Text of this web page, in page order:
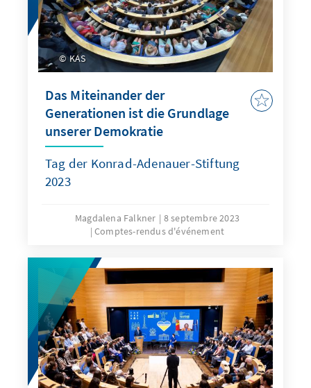
KAS
Das Miteinander der
Generationen ist die Grundlage
unserer Demokratie
Tag der Konrad-Adenauer-Stiftung
2023
Magdalena Falkner
8 septembre 2023
Comptes-rendus d'événement